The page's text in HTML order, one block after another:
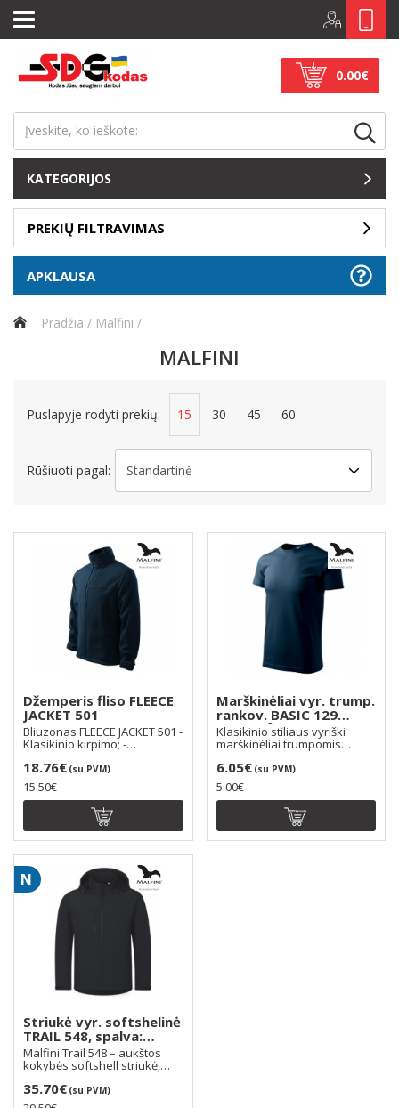
0.00€
KATEGORIJOS
PREKIŲ FILTRAVIMAS
APKLAUSA
Pradžia Malfini
MALFINI
Puslapyje rodyti prekių: 15 30 45 60
Rūšiuoti pagal:
Džemperis fliso FLEECE
JACKET 501
Bliuzonas FLEECE JACKET 501 -
Klasikinio kirpimo; -
Užsegamas ištisini..
18.76€ (su PVM)
15.50€
Marškinėliai vyr. trump.
rankov. BASIC 129
160g/m², spalva:
tamsiai mėlyna (02)
Klasikinio stiliaus vyriški
marškinėliai trumpomis
rankovėmis BASIC 12..
6.05€ (su PVM)
5.00€
N
Striukė vyr. softshelinė
TRAIL 548, spalva:
ebony pilka (94)
Malfini Trail 548 – aukštos
kokybės softshell striukė,
derinanti komfo..
35.70€ (su PVM)